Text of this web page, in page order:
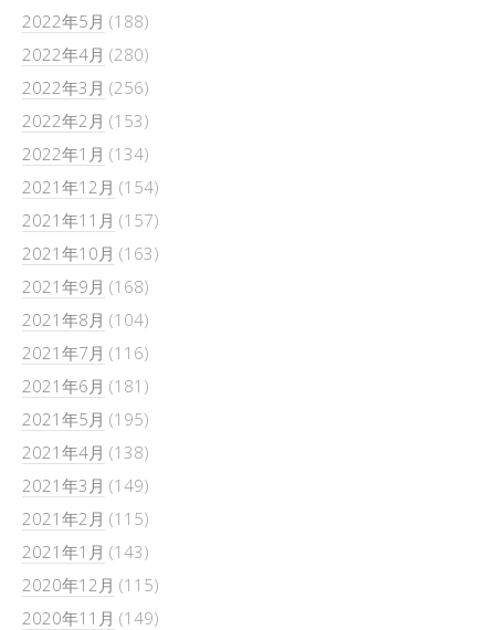
2022年5月 (188)
2022年4月 (280)
2022年3月 (256)
2022年2月 (153)
2022年1月 (134)
2021年12月 (154)
2021年11月 (157)
2021年10月 (163)
2021年9月 (168)
2021年8月 (104)
2021年7月 (116)
2021年6月 (181)
2021年5月 (195)
2021年4月 (138)
2021年3月 (149)
2021年2月 (115)
2021年1月 (143)
2020年12月 (115)
2020年11月 (149)